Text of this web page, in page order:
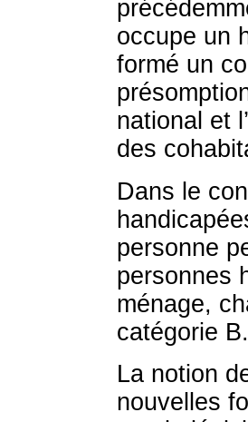
occupe un
formé un
national et
des
Dans le
personne
personnes
ménage,
catégorie B.
La notion
nouvelles